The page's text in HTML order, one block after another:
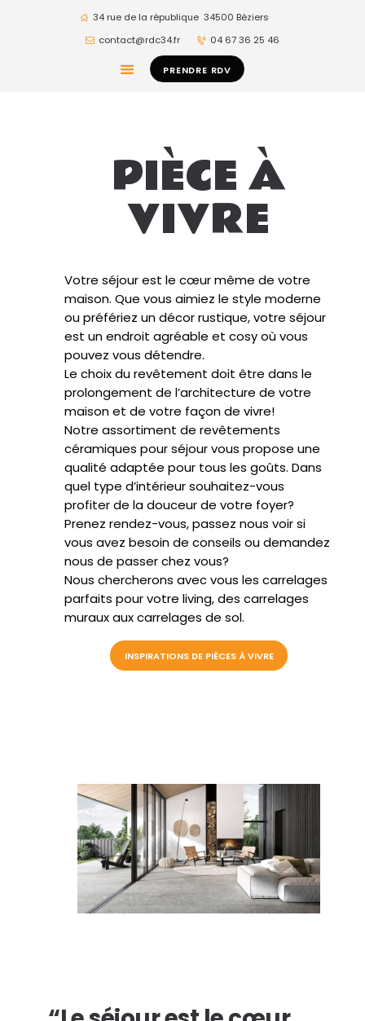
34 rue de la république 34500 Béziers
contact@rdc34.fr
04 67 36 25 46
PRENDRE RDV
ACCUEIL
REVÊTEMENTS
CONTACT
MON PROJET
PIÈCE À
VIVRE
Votre séjour est le cœur même de votre
maison. Que vous aimiez le style moderne
ou préfériez un décor rustique, votre séjour
est un endroit agréable et cosy où vous
pouvez vous détendre.
Le choix du revêtement doit être dans le
prolongement de l’architecture de votre
maison et de votre façon de vivre!
Notre assortiment de revêtements
céramiques pour séjour vous propose une
qualité adaptée pour tous les goûts. Dans
quel type d’intérieur souhaitez-vous
profiter de la douceur de votre foyer?
Prenez rendez-vous, passez nous voir si
vous avez besoin de conseils ou demandez
nous de passer chez vous?
Nous chercherons avec vous les carrelages
parfaits pour votre living, des carrelages
muraux aux carrelages de sol.
INSPIRATIONS DE PIÈCES À VIVRE